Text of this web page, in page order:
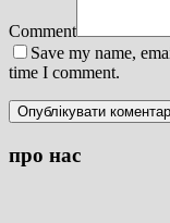
Comment
Save my name,
time I comment.
про нас